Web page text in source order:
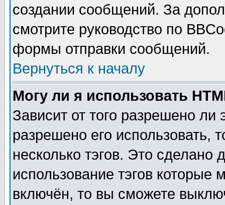
создании сообщений. За
смотрите руководство по
формы отправки сообщений.
Вернуться к началу
Могу ли я использовать
Зависит от того разрешено
разрешено его использовать,
несколько тэгов. Это сделано
использование тэгов
включён, то вы сможете